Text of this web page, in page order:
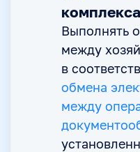
Выполнять
между
в
обмена
между